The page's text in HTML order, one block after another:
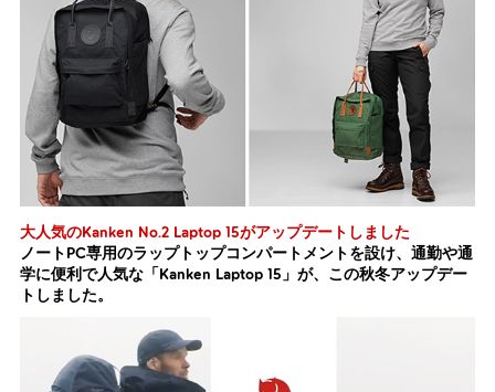
大人気のKanken No.2 Laptop 15がアップデートしました
ノートPC専用のラップトップコンパートメントを設け、通勤や通
学に便利で人気な「Kanken Laptop 15」が、この秋冬アップデー
トしました。